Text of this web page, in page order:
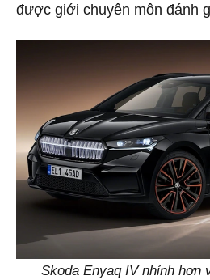
được giới chuyên môn đánh
Skoda Enyaq IV nhỉnh hơn